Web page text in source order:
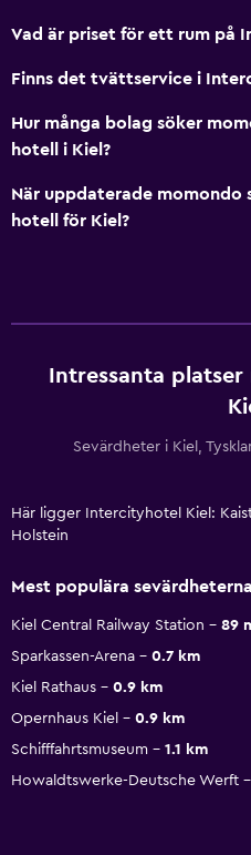
Vad är priset för ett rum på
Finns det tvättservice i
Hur många bolag söker
hotell i Kiel?
När uppdaterade momondo
hotell för Kiel?
Intressanta
Sevärdheter i Kiel,
Här ligger Intercityhotel Kiel:
Holstein
Mest populära sevärdheterna
Kiel Central Railway Station
89
Sparkassen-Arena
0.7 km
Kiel Rathaus
0.9 km
Opernhaus Kiel
0.9 km
Schifffahrtsmuseum
1.1 km
Howaldtswerke-Deutsche Werft